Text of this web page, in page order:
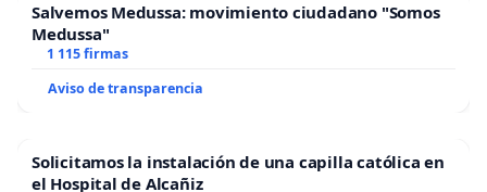
Salvemos Medussa: movimiento ciudadano "Somos
Medussa"
1 115 firmas
Aviso de transparencia
Solicitamos la instalación de una capilla católica en
el Hospital de Alcañiz